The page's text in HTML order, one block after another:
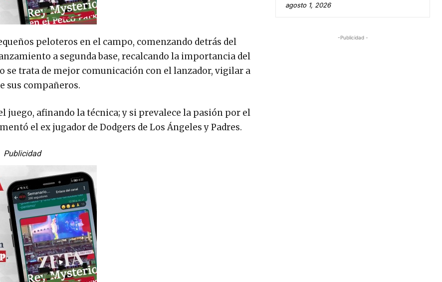
peloteros en el campo, comenzando detrás del
a segunda base, recalcando la importancia del
se trata de mejor comunicación con el lanzador, vigilar a
sus compañeros.
juego, afinando la técnica; y si prevalece la pasión por el
el ex jugador de Dodgers de Los Ángeles y Padres.
Publicidad
agosto 1, 2026
-Publicidad -